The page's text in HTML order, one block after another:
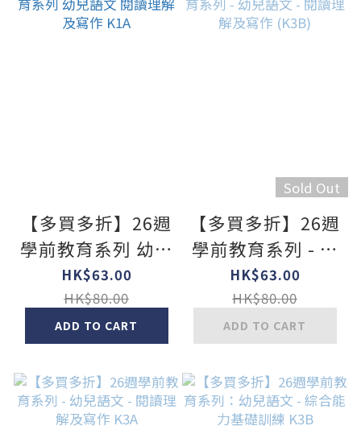
【多買多折】26週
學前教育系列 幼兒
作 K1A
HK$63.00
HK$80.00
ADD TO CART
Sold Out
【多買多折】26週
學前教育系列 - 幼
兒語文 - 閱讀理解
及寫作 (K3B)
HK$63.00
HK$80.00
ADD TO CART